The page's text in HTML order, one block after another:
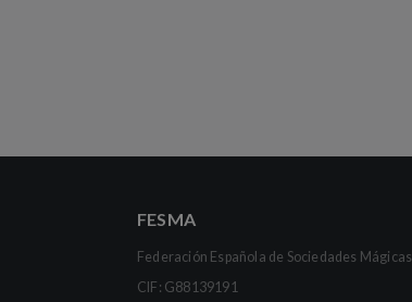
FESMA
Federación Española de Sociedades Mágicas
CIF: G88139191